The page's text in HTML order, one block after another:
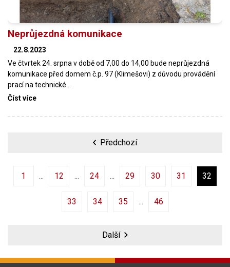
Neprůjezdná komunikace
22.8.2023
Ve čtvrtek 24. srpna v době od 7,00 do 14,00 bude neprůjezdná
komunikace před domem č.p. 97 (Klimešovi) z důvodu provádění
prací na technické…
Číst více
Předchozí
1 12 24 29 30 31 32
33 34 35 46
Další